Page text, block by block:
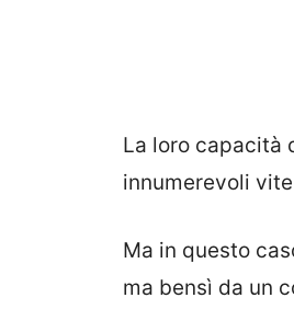
La loro capacità
innumerevoli
Ma in questo
ma bensì da un